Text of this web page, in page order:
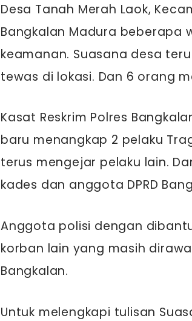
Desa Tanah Merah Laok,
Bangkalan Madura beberapa
keamanan. Suasana desa
tewas di lokasi. Dan 6 orang
Kasat Reskrim Polres
baru menangkap 2 pelaku
terus mengejar pelaku lain.
kades dan anggota DPRD
Anggota polisi dengan
korban lain yang masih
Bangkalan.
Untuk melengkapi tulisan